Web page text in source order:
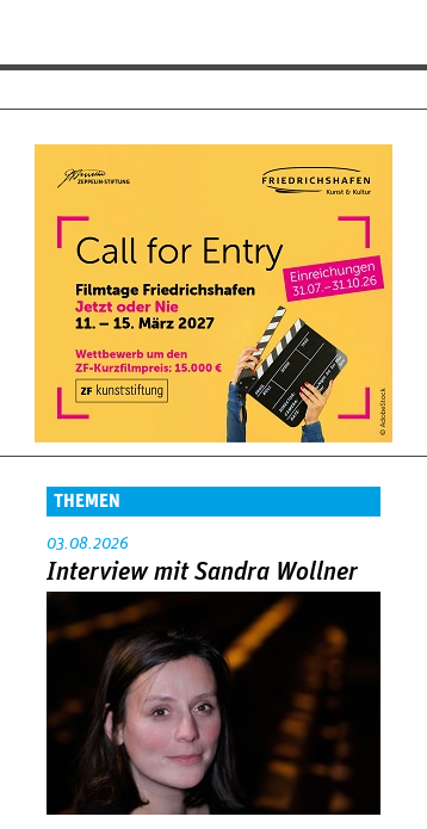
THEMEN
03.08.2026
Interview mit Sandra Wollner